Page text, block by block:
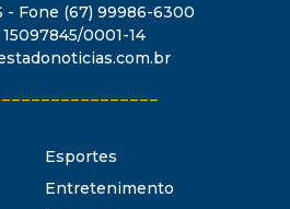
- Fone (67) 99986-6300
0001-14
Esportes
Entretenimento